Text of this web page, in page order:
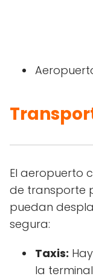
El aeropuerto
de transporte
puedan
segura:
Taxis:
la